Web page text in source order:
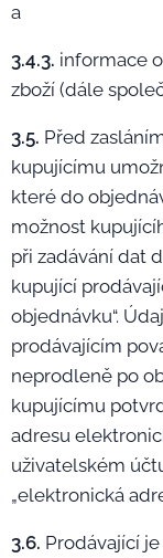
a
3.4.3. informace
zboží (dále
3.5. Před
kupujícímu
které do
možnost
při zadávání dat
kupující
objednávku“.
prodávajícím
neprodleně po
kupujícímu
adresu
uživatelském
„elektronická
3.6. Prodávající